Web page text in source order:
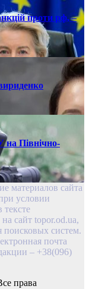
проти рф, –
на Північно-
материалов сайта
условии
тексте
сайт topor.od.ua,
поисковых систем.
почта
– +38(096)
права